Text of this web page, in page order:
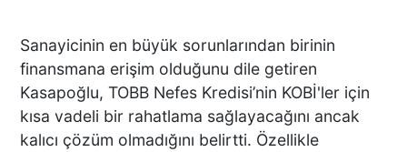
Sanayicinin en büyük sorunlarından birinin
finansmana erişim olduğunu dile getiren
Kasapoğlu, TOBB Nefes Kredisi’nin KOBİ'ler için
kısa vadeli bir rahatlama sağlayacağını ancak
kalıcı çözüm olmadığını belirtti. Özellikle